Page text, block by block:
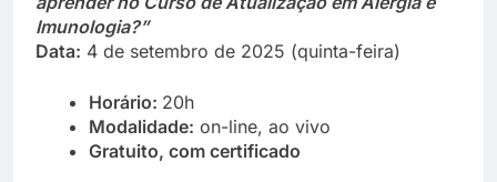
Imunologia?”
Data: 4 de setembro de 2025 (quinta-feira)
Horário: 20h
Modalidade: on-line, ao vivo
Gratuito, com certificado